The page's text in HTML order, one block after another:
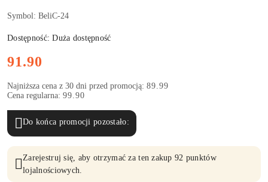
Symbol: BeliC-24
Dostępność:Duża dostępność
Cena:
91.90
Najniższa cena z 30 dni przed promocją: 89.99
Cena regularna: 99.90
Do końca promocji pozostało:
Zarejestruj się, aby otrzymać za ten zakup 92 punktów
lojalnościowych.